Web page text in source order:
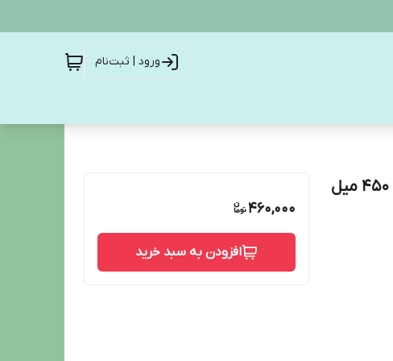
ورود | ثبت‌نام
460,000
افزودن به سبد خرید